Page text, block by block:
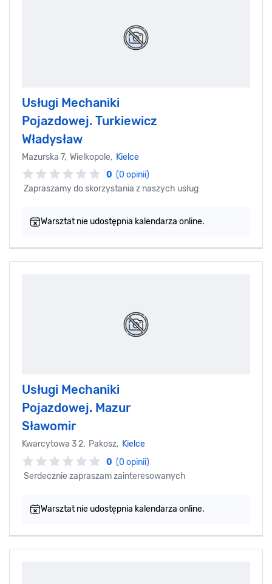
Usługi Mechaniki
Pojazdowej. Turkiewicz
Władysław
Mazurska 7, Wielkopole, Kielce
0 (0 opinii)
Zapraszamy do skorzystania z naszych usług
Warsztat nie udostępnia kalendarza online.
Usługi Mechaniki
Pojazdowej. Mazur
Sławomir
Kwarcytowa 3 2, Pakosz, Kielce
0 (0 opinii)
Serdecznie zapraszam zainteresowanych
Warsztat nie udostępnia kalendarza online.